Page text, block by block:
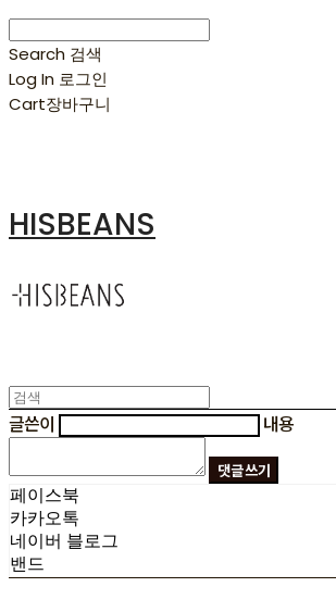
Search 검색
Log In 로그인
Cart장바구니
HISBEANS
글쓴이 내용
댓글 쓰기
페이스북
카카오톡
네이버 블로그
밴드